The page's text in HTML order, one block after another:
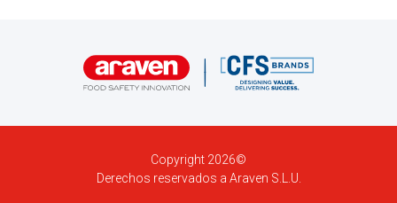
Copyright 2026©
Derechos reservados a Araven S.L.U.